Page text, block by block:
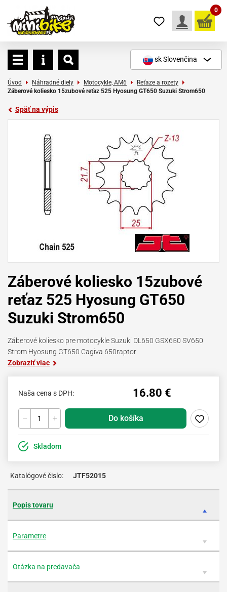
0
skSlovenčina
Úvod Náhradné diely Motocykle, AM6
Reťaze a rozety
Záberové koliesko 15zubové reťaz 525 Hyosung GT650 Suzuki Strom650
Späť na výpis
Záberové koliesko 15zubové
reťaz 525 Hyosung GT650
Suzuki Strom650
Záberové koliesko pre motocykle Suzuki DL650 GSX650 SV650
Strom Hyosung GT650 Cagiva 650raptor
Zobraziť viac
Naša cena s DPH: 16.80 €
Do košíka
Skladom
Katalógové čislo: JTF52015
Popis tovaru
Parametre
Otázka na predavača